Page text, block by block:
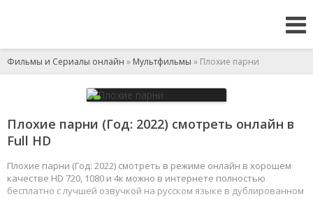
Фильмы и Сериалы онлайн » Мультфильмы » Плохие парни
Плохие парни (Год: 2022) смотреть онлайн в
Full HD
Плохие парни (Год: 2022) смотреть в режиме онлайн в хорошем
качестве HD 720, 1080 и 4к можно в интернете полностью
бесплатно с лучшей озвучкой на русском языке в дублированном